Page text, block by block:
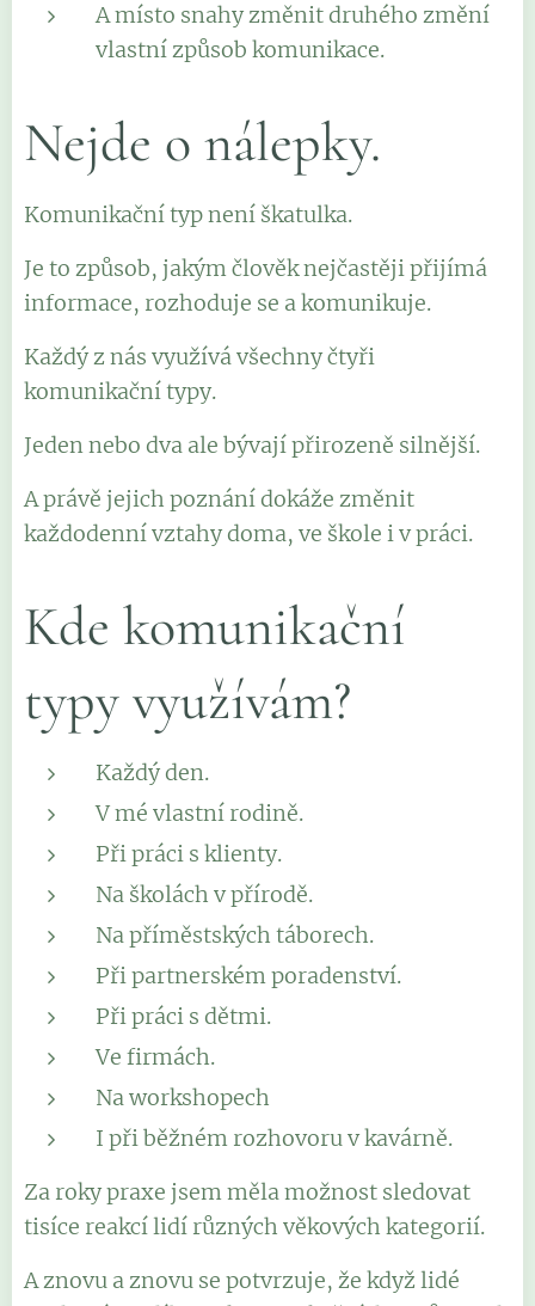
A místo snahy změnit druhého změní
vlastní způsob komunikace.
Nejde o nálepky.
Komunikační typ není škatulka.
Je to způsob, jakým člověk nejčastěji přijímá
informace, rozhoduje se a komunikuje.
Každý z nás využívá všechny čtyři
komunikační typy.
Jeden nebo dva ale bývají přirozeně silnější.
A právě jejich poznání dokáže změnit
každodenní vztahy doma, ve škole i v práci.
Kde komunikační
typy využívám?
Každý den.
V mé vlastní rodině.
Při práci s klienty.
Na školách v přírodě.
Na příměstských táborech.
Při partnerském poradenství.
Při práci s dětmi.
Ve firmách.
Na workshopech
I při běžném rozhovoru v kavárně.
Za roky praxe jsem měla možnost sledovat
tisíce reakcí lidí různých věkových kategorií.
A znovu a znovu se potvrzuje, že když lidé